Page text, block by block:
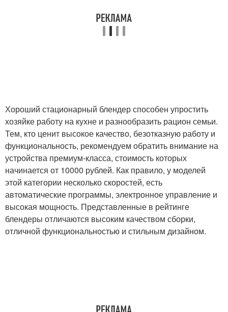
Хороший стационарный блендер способен упростить
хозяйке работу на кухне и разнообразить рацион семьи.
Тем, кто ценит высокое качество, безотказную работу и
функциональность, рекомендуем обратить внимание на
устройства премиум-класса, стоимость которых
начинается от 10000 рублей. Как правило, у моделей
этой категории несколько скоростей, есть
автоматические программы, электронное управление и
высокая мощность. Представленные в рейтинге
блендеры отличаются высоким качеством сборки,
отличной функциональностью и стильным дизайном.